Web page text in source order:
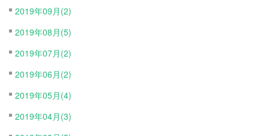
2019年09月(2)
2019年08月(5)
2019年07月(2)
2019年06月(2)
2019年05月(4)
2019年04月(3)